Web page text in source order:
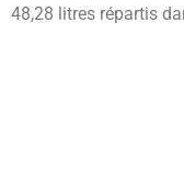
48,28 litres répartis